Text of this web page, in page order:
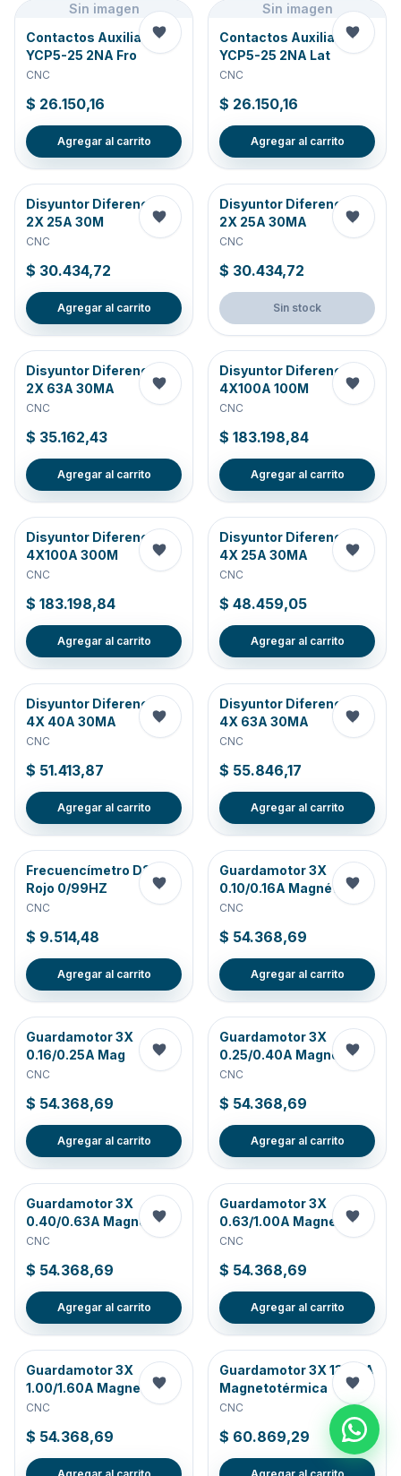
Sin imagen
Contactos Auxiliares P-
YCP5-25 2NA Fro
CNC
$ 26.150,16
Agregar al carrito
Sin imagen
Contactos Auxiliares P-
YCP5-25 2NA Lat
CNC
$ 26.150,16
Agregar al carrito
Disyuntor Diferencial
2X 25A 30M
CNC
$ 30.434,72
Agregar al carrito
Disyuntor Diferencial
2X 25A 30MA
CNC
$ 30.434,72
Sin stock
Disyuntor Diferencial
2X 63A 30MA
CNC
$ 35.162,43
Agregar al carrito
Disyuntor Diferencial
4X100A 100M
CNC
$ 183.198,84
Agregar al carrito
Disyuntor Diferencial
4X100A 300M
CNC
$ 183.198,84
Agregar al carrito
Disyuntor Diferencial
4X 25A 30MA
CNC
$ 48.459,05
Agregar al carrito
Disyuntor Diferencial
4X 40A 30MA
CNC
$ 51.413,87
Agregar al carrito
Disyuntor Diferencial
4X 63A 30MA
CNC
$ 55.846,17
Agregar al carrito
Frecuencímetro D22
Rojo 0/99HZ
CNC
$ 9.514,48
Agregar al carrito
Guardamotor 3X
0.10/0.16A Magnético
CNC
$ 54.368,69
Agregar al carrito
Guardamotor 3X
0.16/0.25A Mag
CNC
$ 54.368,69
Agregar al carrito
Guardamotor 3X
0.25/0.40A Magnético
CNC
$ 54.368,69
Agregar al carrito
Guardamotor 3X
0.40/0.63A Magnético
CNC
$ 54.368,69
Agregar al carrito
Guardamotor 3X
0.63/1.00A Magne-
CNC
$ 54.368,69
Agregar al carrito
Guardamotor 3X
1.00/1.60A Magne-t
CNC
$ 54.368,69
Guardamotor 3X 13/ 18A
Magnetotérmica
CNC
$ 60.869,29